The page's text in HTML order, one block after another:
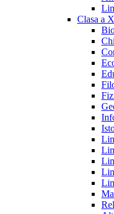
Clasa a